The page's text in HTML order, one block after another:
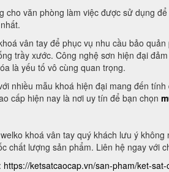
cho văn phòng làm việc được sử dụng
vân tay để phục vụ nhu cầu bảo
trầy xước. Công nghệ sơn hiện đại
là yếu tố vô cùng quan trọng.
nhiều mẫu khoá hiện đại mang đến
cấp hiện nay là nơi uy tín để bạn chọn
khoá vân tay quý khách lưu ý
chất lượng sản phẩm. Liên hệ ngay với
https://ketsatcaocap.vn/san-pham/ket-